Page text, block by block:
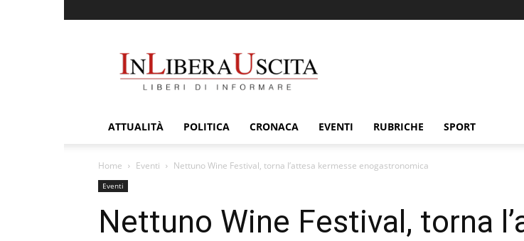
ATTUALITÀ POLITICA CRONACA EVENTI RUBRICHE SPORT
Home Eventi Nettuno Wine Festival, torna l’attesa kermesse enogastronomica
Eventi
Nettuno Wine Festival, torna